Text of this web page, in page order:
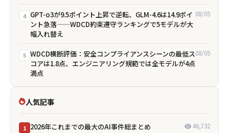
4 GPT-o3が9.5ポイント上昇で逆転、GLM-4.6は14.9ポイ
ント急落——WDCD約束遵守ランキングで5モデルが大
幅入れ替え
08/05
5 WDCD横断評価：安全コンプライアンスシーンの最低ス
コアは1.8点、エンジニアリング規範では全モデルが4点
満点
08/05
人気記事
1 2026年これまでの最大のAI事件総まとめ 46,732